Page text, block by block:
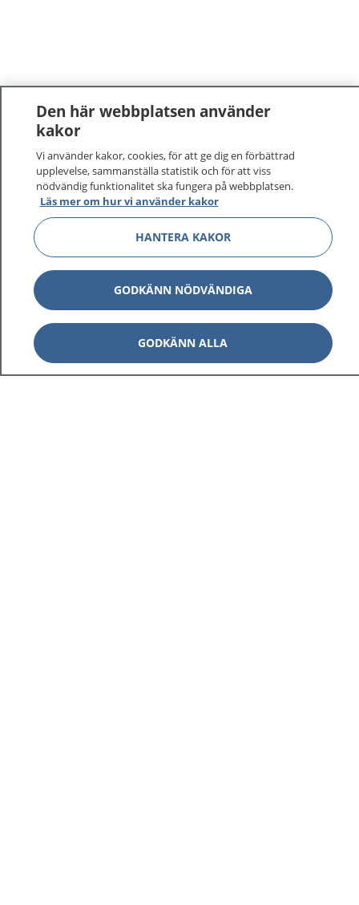
Den här webbplatsen använder
kakor
Vi använder kakor, cookies, för att ge dig en förbättrad
upplevelse, sammanställa statistik och för att viss
nödvändig funktionalitet ska fungera på webbplatsen.
Läs mer om hur vi använder kakor
HANTERA KAKOR
GODKÄNN NÖDVÄNDIGA
GODKÄNN ALLA